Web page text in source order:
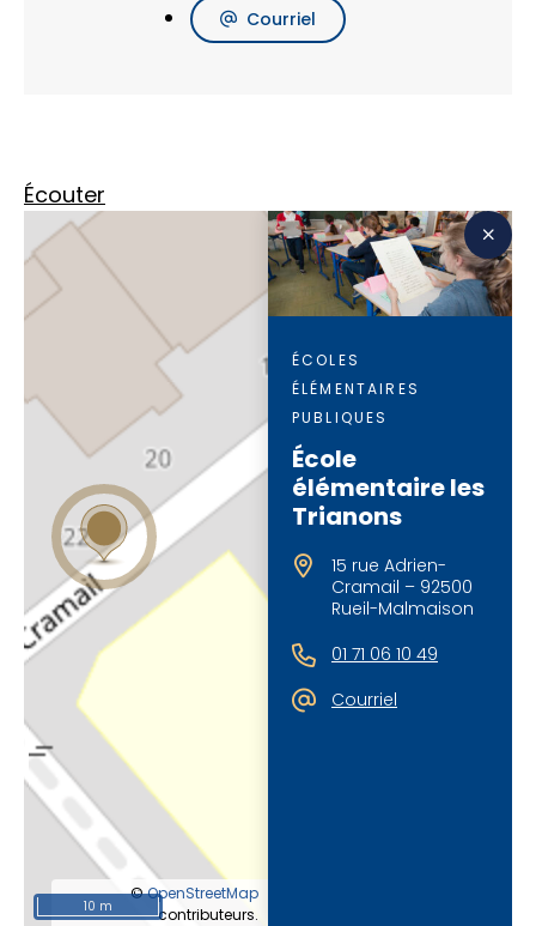
Courriel
Écouter
©OpenStreetMap
contributeurs.
10 m
ÉCOLES
ÉLÉMENTAIRES
PUBLIQUES
École
élémentaire les
Trianons
15 rue Adrien-
Cramail – 92500
Rueil-Malmaison
01 71 06 10 49
Courriel